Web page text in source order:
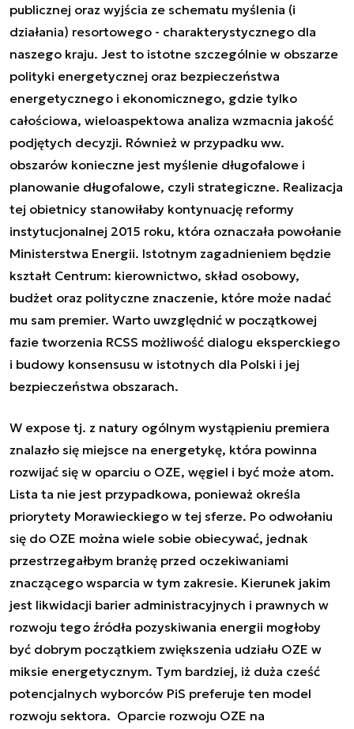
publicznej oraz wyjścia ze schematu myślenia (i
działania) resortowego - charakterystycznego dla
naszego kraju. Jest to istotne szczególnie w obszarze
polityki energetycznej oraz bezpieczeństwa
energetycznego i ekonomicznego, gdzie tylko
całościowa, wieloaspektowa analiza wzmacnia jakość
podjętych decyzji. Również w przypadku ww.
obszarów konieczne jest myślenie długofalowe i
planowanie długofalowe, czyli strategiczne. Realizacja
tej obietnicy stanowiłaby kontynuację reformy
instytucjonalnej 2015 roku, która oznaczała powołanie
Ministerstwa Energii. Istotnym zagadnieniem będzie
kształt Centrum: kierownictwo, skład osobowy,
budżet oraz polityczne znaczenie, które może nadać
mu sam premier. Warto uwzględnić w początkowej
fazie tworzenia RCSS możliwość dialogu eksperckiego
i budowy konsensusu w istotnych dla Polski i jej
bezpieczeństwa obszarach.
W expose tj. z natury ogólnym wystąpieniu premiera
znalazło się miejsce na energetykę, która powinna
rozwijać się w oparciu o OZE, węgiel i być może atom.
Lista ta nie jest przypadkowa, ponieważ określa
priorytety Morawieckiego w tej sferze. Po odwołaniu
się do OZE można wiele sobie obiecywać, jednak
przestrzegałbym branżę przed oczekiwaniami
znaczącego wsparcia w tym zakresie. Kierunek jakim
jest likwidacji barier administracyjnych i prawnych w
rozwoju tego źródła pozyskiwania energii mogłoby
być dobrym początkiem zwiększenia udziału OZE w
miksie energetycznym. Tym bardziej, iż duża cześć
potencjalnych wyborców PiS preferuje ten model
rozwoju sektora. Oparcie rozwoju OZE na